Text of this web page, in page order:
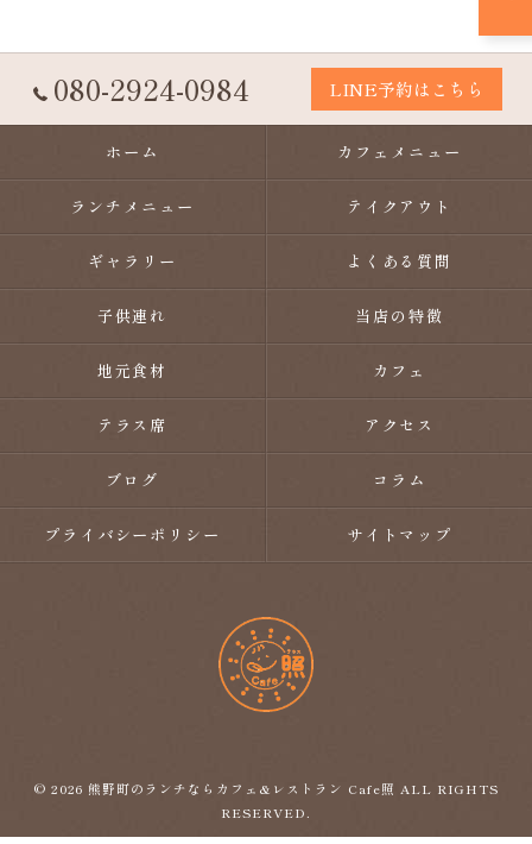
080-2924-0984 LINE予約はこちら
ホーム カフェメニュー
ランチメニュー テイクアウト
ギャラリー よくある質問
子供連れ 当店の特徴
地元食材 カフェ
テラス席 アクセス
ブログ コラム
プライバシーポリシー サイトマップ
© 2026 熊野町のランチならカフェ&レストラン Cafe照 ALL RIGHTS
RESERVED.